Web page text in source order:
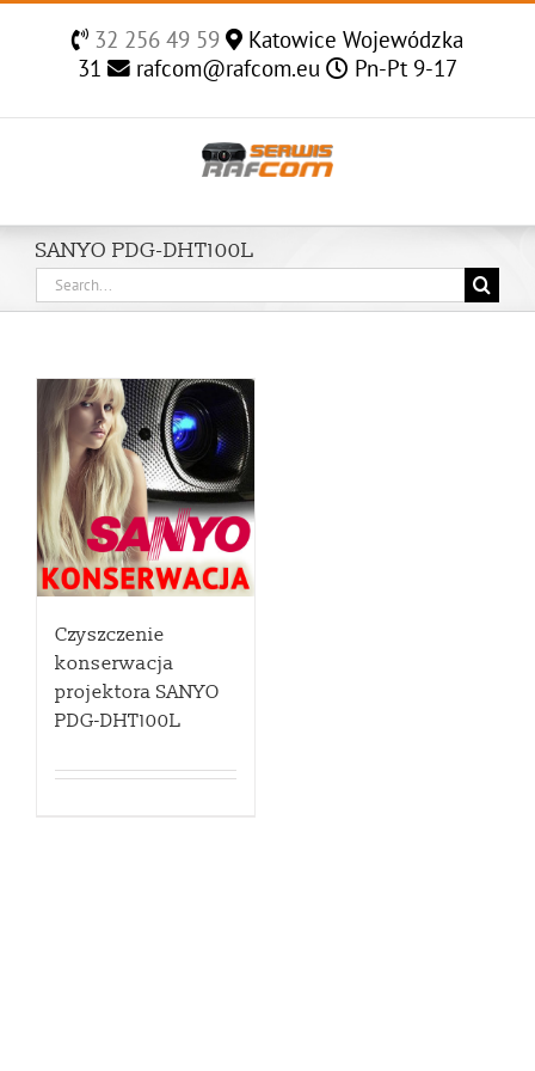
32 256 49 59
Katowice Wojewódzka
31
rafcom@rafcom.eu Pn-Pt 9-17
SANYO PDG-DHT100L
Search
for:
Czyszczenie
konserwacja
projektora SANYO
PDG-DHT100L